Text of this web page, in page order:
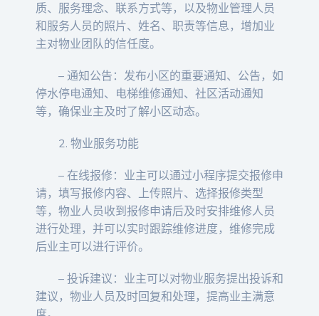
质、服务理念、联系方式等，以及物业管理人员
和服务人员的照片、姓名、职责等信息，增加业
主对物业团队的信任度。
– 通知公告：发布小区的重要通知、公告，如
停水停电通知、电梯维修通知、社区活动通知
等，确保业主及时了解小区动态。
2. 物业服务功能
– 在线报修：业主可以通过小程序提交报修申
请，填写报修内容、上传照片、选择报修类型
等，物业人员收到报修申请后及时安排维修人员
进行处理，并可以实时跟踪维修进度，维修完成
后业主可以进行评价。
– 投诉建议：业主可以对物业服务提出投诉和
建议，物业人员及时回复和处理，提高业主满意